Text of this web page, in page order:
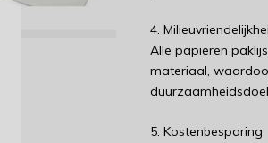
4.
Alle papieren
materiaal,
5. Kostenbesparing